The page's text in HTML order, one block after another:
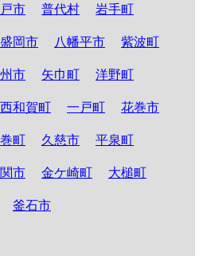
市 普代村 岩手町
盛岡市 八幡平市 紫波町
市 矢巾町 洋野町
西和賀町 一戸町 花巻市
町 久慈市 平泉町
市 金ケ崎町 大槌町
釜石市